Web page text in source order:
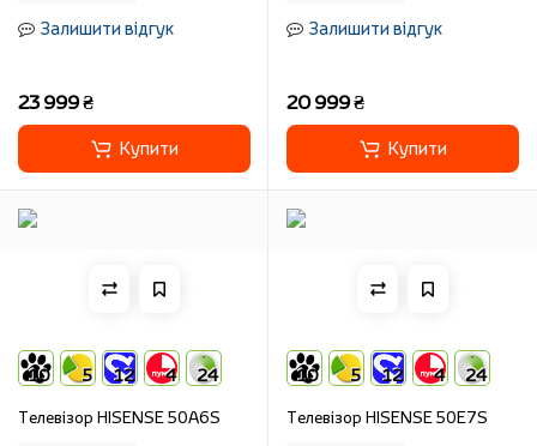
Залишити відгук
23 999 ₴
Купити
Залишити відгук
20 999 ₴
Купити
10 5 12 4 24
Телевізор HISENSE 50A6S
10 5 12 4 24
Телевізор HISENSE 50E7S